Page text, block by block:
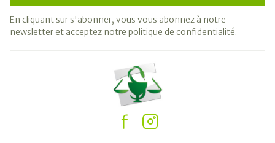
En cliquant sur s'abonner, vous vous abonnez à notre
newsletter et acceptez notre politique de confidentialité.